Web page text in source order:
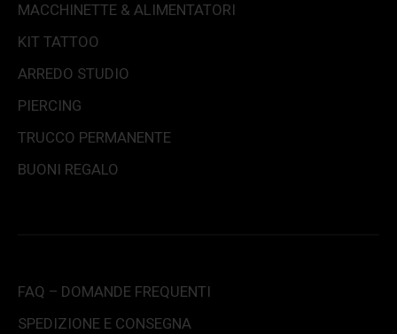
MACCHINETTE & ALIMENTATORI
KIT TATTOO
ARREDO STUDIO
PIERCING
TRUCCO PERMANENTE
BUONI REGALO
FAQ – DOMANDE FREQUENTI
SPEDIZIONE E CONSEGNA